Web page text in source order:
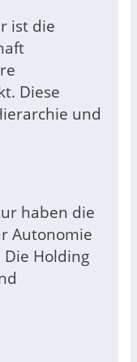
ist die
Diese
und
haben die
Autonomie
Holding